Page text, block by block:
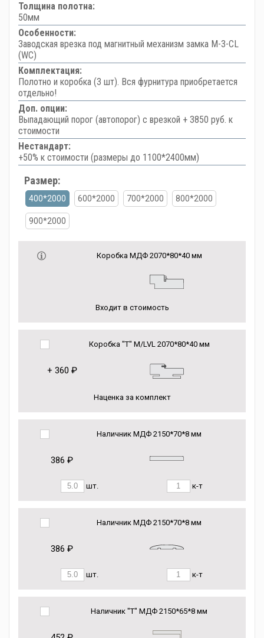
Толщина полотна:
50мм
Особенности:
Заводская врезка под магнитный механизм замка M-3-CL
(WC)
Комплектация:
Полотно и коробка (3 шт). Вся фурнитура приобретается
отдельно!
Доп. опции:
Выпадающий порог (автопорог) с врезкой + 3850 руб. к
стоимости
Нестандарт:
+50% к стоимости (размеры до 1100*2400мм)
Размер:
400*2000 600*2000 700*2000 800*2000
900*2000
Коробка МДФ 2070*80*40 мм
Входит в стоимость
Коробка "Т" M/LVL 2070*80*40 мм
+ 360 ₽
Наценка за комплект
Наличник МДФ 2150*70*8 мм
386 ₽
шт. к-т
Наличник МДФ 2150*70*8 мм
386 ₽
шт. к-т
Наличник "Т" МДФ 2150*65*8 мм